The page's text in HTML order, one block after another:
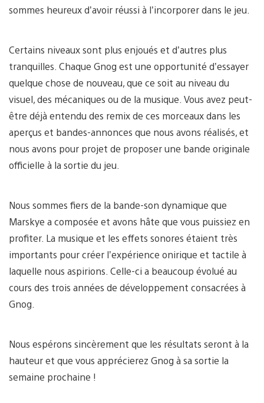
sommes heureux d’avoir réussi à l’incorporer dans le jeu.
Certains niveaux sont plus enjoués et d’autres plus
tranquilles. Chaque Gnog est une opportunité d’essayer
quelque chose de nouveau, que ce soit au niveau du
visuel, des mécaniques ou de la musique. Vous avez peut-
être déjà entendu des remix de ces morceaux dans les
aperçus et bandes-annonces que nous avons réalisés, et
nous avons pour projet de proposer une bande originale
officielle à la sortie du jeu.
Nous sommes fiers de la bande-son dynamique que
Marskye a composée et avons hâte que vous puissiez en
profiter. La musique et les effets sonores étaient très
importants pour créer l’expérience onirique et tactile à
laquelle nous aspirions. Celle-ci a beaucoup évolué au
cours des trois années de développement consacrées à
Gnog.
Nous espérons sincèrement que les résultats seront à la
hauteur et que vous apprécierez Gnog à sa sortie la
semaine prochaine !